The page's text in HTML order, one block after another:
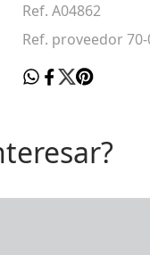
Ref. A04862
Ref. proveedor